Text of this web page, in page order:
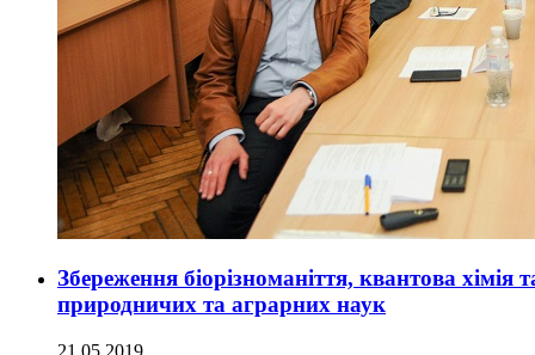
Збереження біорізноманіття, квантова хімія
природничих та аграрних наук
21.05.2019